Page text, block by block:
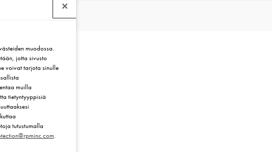
muodossa.
jotta sivusto
voivat tarjota sinulle
muilla
tietyntyyppisiä
tutustumalla
.